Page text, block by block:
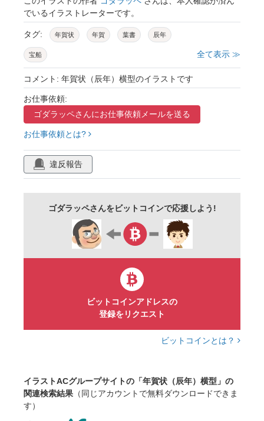
でいるイラストレーターです。
タグ: 年賀状 年賀 葉書 辰年
宝船 全て表示 ≫
コメント: 年賀状（辰年）横型のイラストです
お仕事依頼:
ゴダラッペさんにお仕事依頼メールを送る
お仕事依頼とは?
違反報告
ゴダラッペさんをビットコインで応援しよう!
ビットコインアドレスの
登録をリクエスト
ビットコインとは？
イラストACグループサイトの「年賀状（辰年）横型」の
関連検索結果 （同じアカウントで無料ダウンロードできま
す）